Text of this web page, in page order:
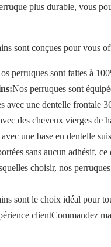
plus durable, vous
sont conçues pour vous
perruques sont faites à
Nos perruques sont
avec une dentelle frontale
des cheveux vierges de
une base en dentelle
sans aucun adhésif,
choisir, nos
sont le choix idéal pour
clientCommandez